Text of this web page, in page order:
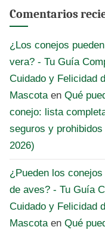
Comentarios
¿Los conejos
vera? - Tu Guía
Cuidado y Felicidad
Mascota en Qué
conejo: lista
seguros y
2026)
¿Pueden los
de aves? - Tu Guía
Cuidado y Felicidad
Mascota en Qué